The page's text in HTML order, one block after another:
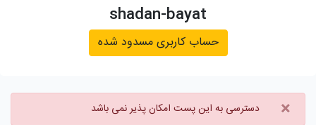
shadan-bayat
حساب کاربری مسدود شده
× دسترسی به این پست امکان پذیر نمی باشد